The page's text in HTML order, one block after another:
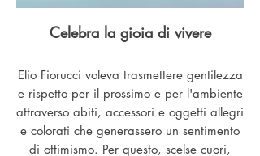
Celebra la gioia di vivere
Elio Fiorucci voleva trasmettere gentilezza
e rispetto per il prossimo e per l'ambiente
attraverso abiti, accessori e oggetti allegri
e colorati che generassero un sentimento
di ottimismo. Per questo, scelse cuori,